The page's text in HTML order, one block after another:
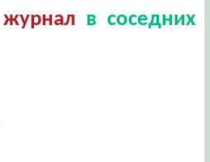
журнал в соседних